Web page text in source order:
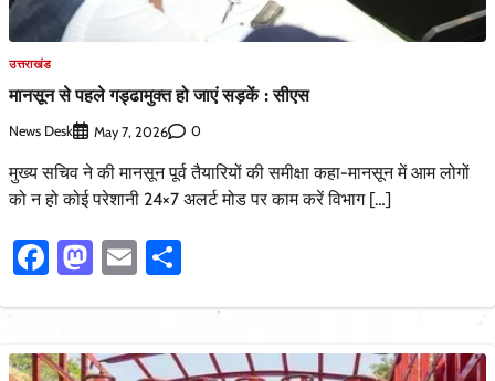
उत्तराखंड
मानसून से पहले गड्ढामुक्त हो जाएं सड़कें : सीएस
News Desk May 7, 2026 0
मुख्य सचिव ने की मानसून पूर्व तैयारियों की समीक्षा कहा-मानसून में आम लोगों
को न हो कोई परेशानी 24×7 अलर्ट मोड पर काम करें विभाग […]
Facebook
Mastodon
Email